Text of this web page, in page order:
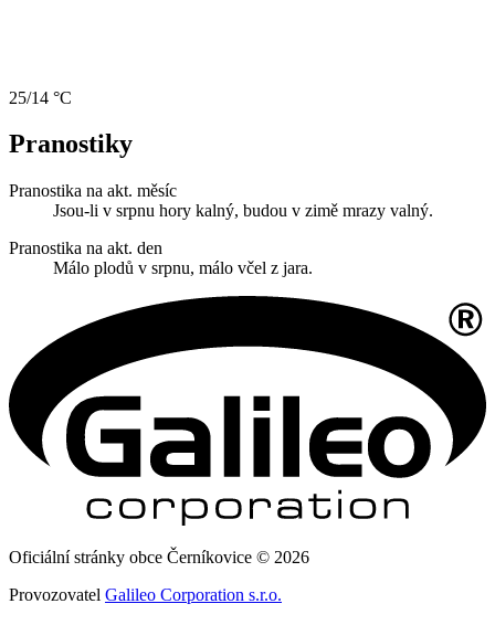
25/14 °C
Pranostiky
Pranostika na akt. měsíc
Jsou-li v srpnu hory kalný, budou v zimě mrazy valný.
Pranostika na akt. den
Málo plodů v srpnu, málo včel z jara.
Oficiální stránky obce Černíkovice © 2026
Provozovatel Galileo Corporation s.r.o.